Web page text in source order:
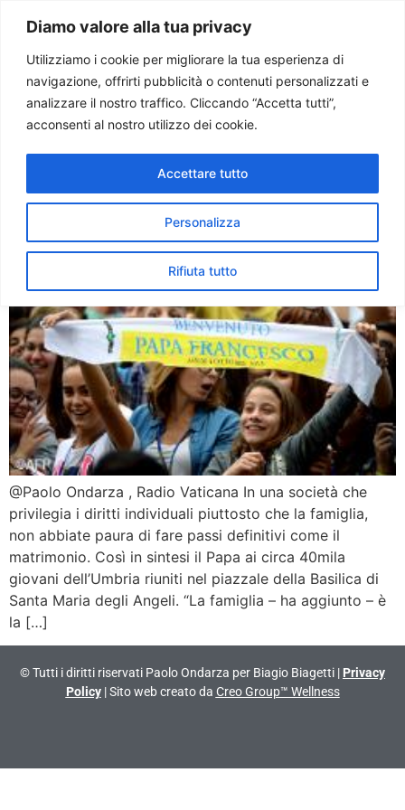
Diamo valore alla tua privacy
Utilizziamo i cookie per migliorare la tua esperienza di
navigazione, offrirti pubblicità o contenuti personalizzati e
analizzare il nostro traffico. Cliccando “Accetta tutti”,
acconsenti al nostro utilizzo dei cookie.
Personalizza
Rifiuta tutto
Accettare tutto
Paolo Ondarza
Tag:umbria
Francesco ai giovani: senza
paura fate scelte definitive
@Paolo Ondarza , Radio Vaticana In una società che
privilegia i diritti individuali piuttosto che la famiglia,
non abbiate paura di fare passi definitivi come il
matrimonio. Così in sintesi il Papa ai circa 40mila
giovani dell’Umbria riuniti nel piazzale della Basilica di
Santa Maria degli Angeli. “La famiglia – ha aggiunto – è
la […]
© Tutti i diritti riservati Paolo Ondarza per Biagio Biagetti | Privacy
Policy| Sito web creato da Creo Group™ Wellness